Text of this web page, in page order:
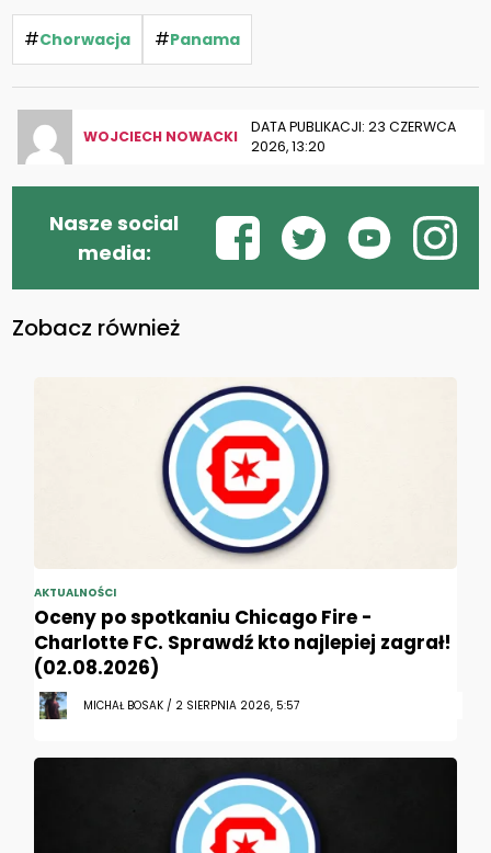
#Chorwacja #Panama
WOJCIECH NOWACKI
DATA PUBLIKACJI: 23 CZERWCA
2026, 13:20
Nasze social
media:
Zobacz również
AKTUALNOŚCI
Oceny po spotkaniu Chicago Fire -
Charlotte FC. Sprawdź kto najlepiej zagrał!
(02.08.2026)
MICHAŁ BOSAK / 2 SIERPNIA 2026, 5:57